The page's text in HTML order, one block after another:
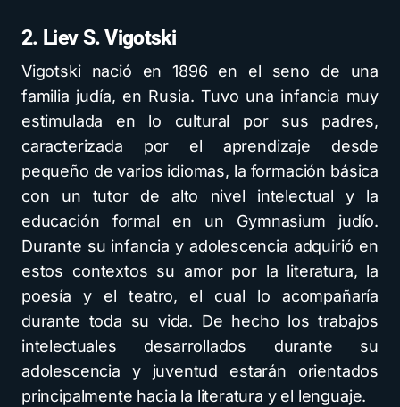
2. Liev S. Vigotski
Vigotski nació en 1896 en el seno de una
familia judía, en Rusia. Tuvo una infancia muy
estimulada en lo cultural por sus padres,
caracterizada por el aprendizaje desde
pequeño de varios idiomas, la formación básica
con un tutor de alto nivel intelectual y la
educación formal en un Gymnasium judío.
Durante su infancia y adolescencia adquirió en
estos contextos su amor por la literatura, la
poesía y el teatro, el cual lo acompañaría
durante toda su vida. De hecho los trabajos
intelectuales desarrollados durante su
adolescencia y juventud estarán orientados
principalmente hacia la literatura y el lenguaje.